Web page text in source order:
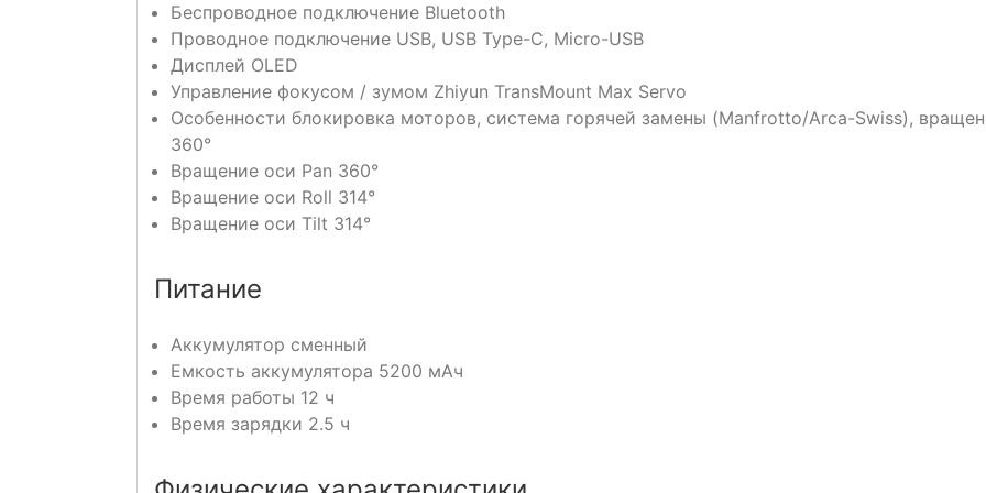
Беспроводное подключение Bluetooth
Проводное подключение USB, USB Type-C, Micro-USB
Дисплей OLED
Управление фокусом / зумом Zhiyun TransMount Max Servo
Особенности блокировка моторов, система горячей замены (Manfrotto/Arca-Swiss),
360°
Вращение оси Pan 360°
Вращение оси Roll 314°
Вращение оси Tilt 314°
Питание
Аккумулятор сменный
Емкость аккумулятора 5200 мАч
Время работы 12 ч
Время зарядки 2.5 ч